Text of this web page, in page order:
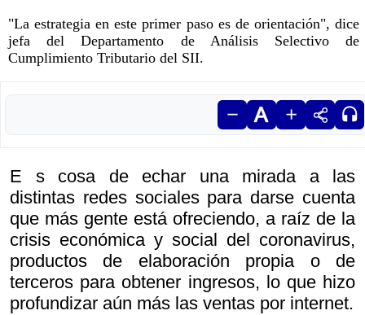
"La estrategia en este primer paso es de orientación", dice
jefa del Departamento de Análisis Selectivo de
Cumplimiento Tributario del SII.
E s cosa de echar una mirada a las
distintas redes sociales para darse cuenta
que más gente está ofreciendo, a raíz de la
crisis económica y social del coronavirus,
productos de elaboración propia o de
terceros para obtener ingresos, lo que hizo
profundizar aún más las ventas por internet.